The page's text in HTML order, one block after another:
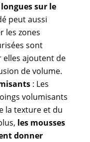
sur le
peut aussi
les zones
sont
elles ajoutent de
de volume.
: Les
volumisants
la texture et du
les mousses
donner